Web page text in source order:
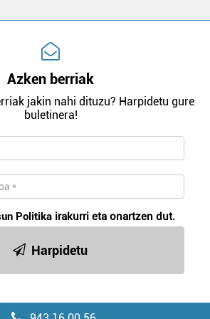
Azken berriak
jakin nahi dituzu? Harpidetu gure
buletinera!
Politika irakurri eta onartzen dut.
Harpidetu